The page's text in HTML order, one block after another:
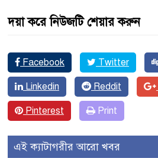
দয়া করে নিউজটি শেয়ার করুন
Facebook Twitter
Linkedin Reddit
Pinterest Print
এই ক্যাটাগরীর আরো খবর